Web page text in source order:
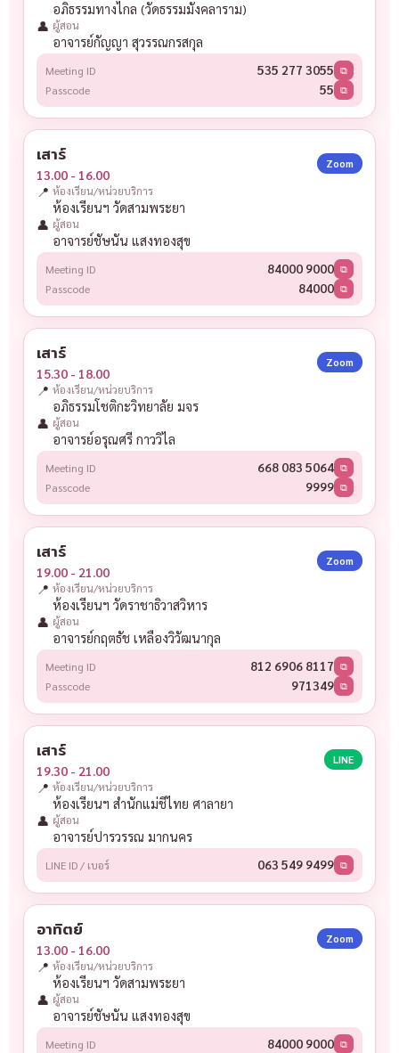
อภิธรรมทางไกล (วัดธรรมมังคลาราม)
👤 ผู้สอน
อาจารย์กัญญา สุวรรณกรสกุล
Meeting ID 535 277 3055 ⧉
Passcode 55 ⧉
เสาร์
13.00 - 16.00
Zoom
📍 ห้องเรียน/หน่วยบริการ
ห้องเรียนฯ วัดสามพระยา
👤 ผู้สอน
อาจารย์ชัษนัน แสงทองสุข
Meeting ID 84000 9000 ⧉
Passcode 84000 ⧉
เสาร์
15.30 - 18.00
Zoom
📍 ห้องเรียน/หน่วยบริการ
อภิธรรมโชติกะวิทยาลัย มจร
👤 ผู้สอน
อาจารย์อรุณศรี กาววิไล
Meeting ID 668 083 5064 ⧉
Passcode 9999 ⧉
เสาร์
19.00 - 21.00
Zoom
📍 ห้องเรียน/หน่วยบริการ
ห้องเรียนฯ วัดราชาธิวาสวิหาร
👤 ผู้สอน
อาจารย์กฤตธัช เหลืองวิวัฒนากุล
Meeting ID 812 6906 8117 ⧉
Passcode 971349 ⧉
เสาร์
19.30 - 21.00
LINE
📍 ห้องเรียน/หน่วยบริการ
ห้องเรียนฯ สำนักแม่ชีไทย ศาลายา
👤 ผู้สอน
อาจารย์ปารวรรณ มากนคร
LINE ID / เบอร์ 063 549 9499 ⧉
อาทิตย์
13.00 - 16.00
Zoom
📍 ห้องเรียน/หน่วยบริการ
ห้องเรียนฯ วัดสามพระยา
👤 ผู้สอน
อาจารย์ชัษนัน แสงทองสุข
Meeting ID 84000 9000 ⧉